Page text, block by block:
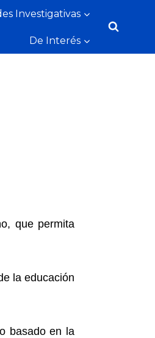
Investigativas
De Interés
que permita
la educación
basado en la